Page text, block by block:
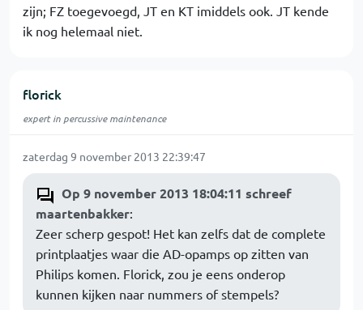
zijn; FZ toegevoegd, JT en KT imiddels ook. JT kende
ik nog helemaal niet.
florick
expert in percussive maintenance
zaterdag 9 november 2013 22:39:47
Op 9 november 2013 18:04:11 schreef
maartenbakker:
Zeer scherp gespot! Het kan zelfs dat de complete
printplaatjes waar die AD-opamps op zitten van
Philips komen. Florick, zou je eens onderop
kunnen kijken naar nummers of stempels?